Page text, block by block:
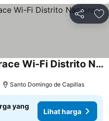
Bagikan
Apartment 3 rooms terrace Wi-Fi Distrito Naciona
Santo Domingo de Capillas
yang
Lihat harga